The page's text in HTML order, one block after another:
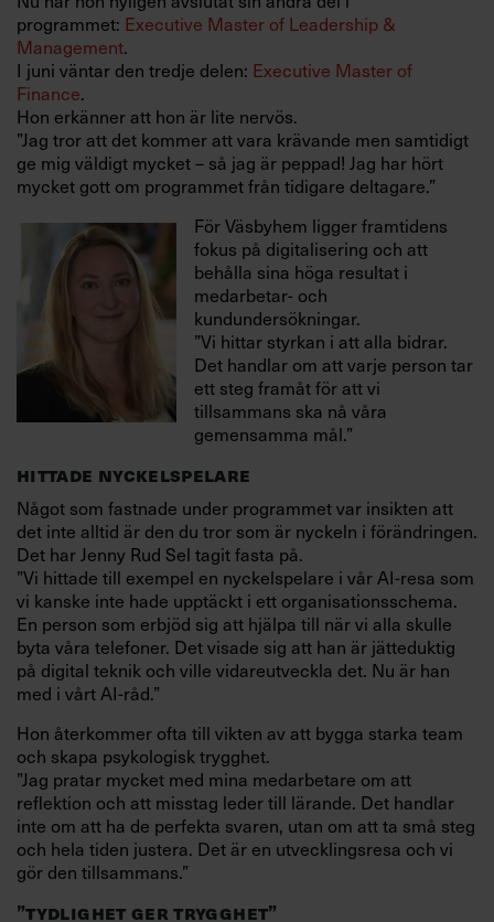
programmet: Executive Master of Leadership &
Management.
I juni väntar den tredje delen: Executive Master of
Finance.
Hon erkänner att hon är lite nervös.
”Jag tror att det kommer att vara krävande men samtidigt
ge mig väldigt mycket – så jag är peppad! Jag har hört
mycket gott om programmet från tidigare deltagare.”
För Väsbyhem ligger framtidens
fokus på digitalisering och att
behålla sina höga resultat i
medarbetar- och
kundundersökningar.
”Vi hittar styrkan i att alla bidrar.
Det handlar om att varje person tar
ett steg framåt för att vi
tillsammans ska nå våra
gemensamma mål.”
HITTADE NYCKELSPELARE
Något som fastnade under programmet var insikten att
det inte alltid är den du tror som är nyckeln i förändringen.
Det har Jenny Rud Sel tagit fasta på.
”Vi hittade till exempel en nyckelspelare i vår AI-resa som
vi kanske inte hade upptäckt i ett organisationsschema.
En person som erbjöd sig att hjälpa till när vi alla skulle
byta våra telefoner. Det visade sig att han är jätteduktig
på digital teknik och ville vidareutveckla det. Nu är han
med i vårt AI-råd.”
Hon återkommer ofta till vikten av att bygga starka team
och skapa psykologisk trygghet.
”Jag pratar mycket med mina medarbetare om att
reflektion och att misstag leder till lärande. Det handlar
inte om att ha de perfekta svaren, utan om att ta små steg
och hela tiden justera. Det är en utvecklingsresa och vi
gör den tillsammans.”
”TYDLIGHET GER TRYGGHET”